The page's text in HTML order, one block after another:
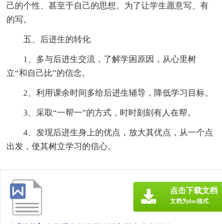
己的个性、甚至于自己的思想。为了让学生愿意写、有
的写。
五、后进生的转化
1、多与后进生交流，了解学困原因，从心里树
立“和自己比”的信念。
2、利用课余时间多给后进生辅导，降低学习目标。
3、采取“一帮一”的方式，时时刻刻有人在帮。
4、发现后进生身上的优点，放大其优点，从一个点
出发，使其树立学习的信心。
点击下载文档
文档为doc格式